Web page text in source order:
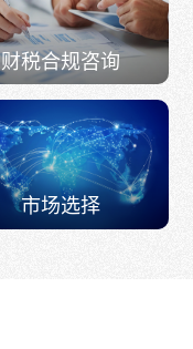
财税合规咨询
市场选择